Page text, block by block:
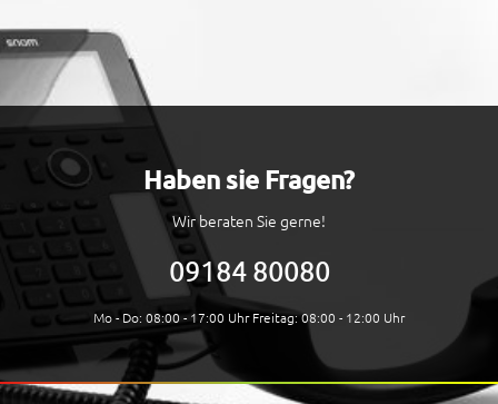
Haben sie Fragen?
Wir beraten Sie gerne!
09184 80080
Mo - Do: 08:00 - 17:00 Uhr Freitag: 08:00 - 12:00 Uhr